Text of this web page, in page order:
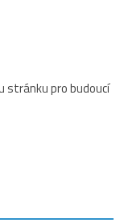
stránku pro budoucí